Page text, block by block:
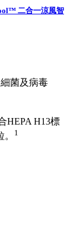
二合一涼風智
菌及病毒
HEPA H13標
1